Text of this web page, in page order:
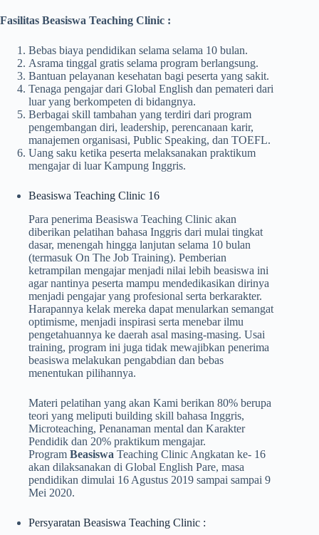
Fasilitas Beasiswa Teaching Clinic :
Bebas biaya pendidikan selama selama 10 bulan.
Asrama tinggal gratis selama program berlangsung.
Bantuan pelayanan kesehatan bagi peserta yang sakit.
Tenaga pengajar dari Global English dan pemateri dari
luar yang berkompeten di bidangnya.
Berbagai skill tambahan yang terdiri dari program
pengembangan diri, leadership, perencanaan karir,
manajemen organisasi, Public Speaking, dan TOEFL.
Uang saku ketika peserta melaksanakan praktikum
mengajar di luar Kampung Inggris.
Beasiswa Teaching Clinic 16
Para penerima Beasiswa Teaching Clinic akan
diberikan pelatihan bahasa Inggris dari mulai tingkat
dasar, menengah hingga lanjutan selama 10 bulan
(termasuk On The Job Training). Pemberian
ketrampilan mengajar menjadi nilai lebih beasiswa ini
agar nantinya peserta mampu mendedikasikan dirinya
menjadi pengajar yang profesional serta berkarakter.
Harapannya kelak mereka dapat menularkan semangat
optimisme, menjadi inspirasi serta menebar ilmu
pengetahuannya ke daerah asal masing-masing. Usai
training, program ini juga tidak mewajibkan penerima
beasiswa melakukan pengabdian dan bebas
menentukan pilihannya.
Materi pelatihan yang akan Kami berikan 80% berupa
teori yang meliputi building skill bahasa Inggris,
Microteaching, Penanaman mental dan Karakter
Pendidik dan 20% praktikum mengajar.
Program Beasiswa Teaching Clinic Angkatan ke- 16
akan dilaksanakan di Global English Pare, masa
pendidikan dimulai 16 Agustus 2019 sampai sampai 9
Mei 2020.
Persyaratan Beasiswa Teaching Clinic :